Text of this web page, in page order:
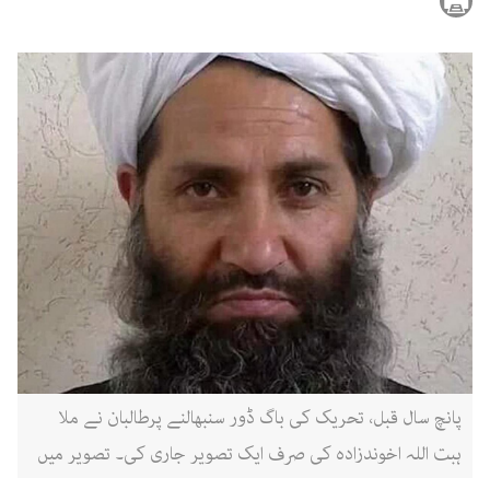
پانچ سال قبل، تحریک کی باگ ڈور سنبھالنے پرطالبان نے ملا
ہبت اللہ اخوندزادہ کی صرف ایک تصویر جاری کی۔ تصویر میں